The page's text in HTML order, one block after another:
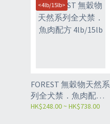
<4lb/15lb>
FOREST 無穀物天然系
列全犬禁．魚肉配方
4lb/15lb
HK$248.00 ~ HK$738.00